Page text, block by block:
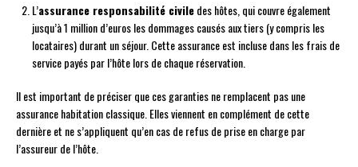
L’assurance responsabilité civiledes hôtes, qui couvre également
jusqu’à 1 million d’euros les dommages causés aux tiers (y compris les
locataires) durant un séjour. Cette assurance est incluse dans les frais de
service payés par l’hôte lors de chaque réservation.
Il est important de préciser que ces garanties ne remplacent pas une
assurance habitation classique. Elles viennent en complément de cette
dernière et ne s’appliquent qu’en cas de refus de prise en charge par
l’assureur de l’hôte.